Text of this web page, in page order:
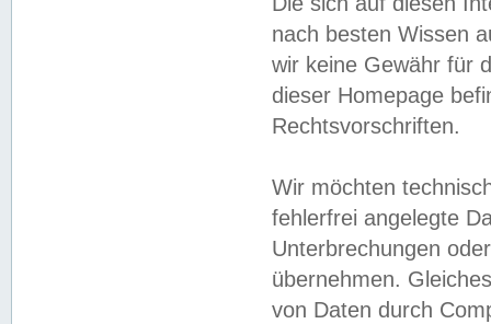
nach besten Wissen
wir keine Gewähr für
dieser Homepage
Rechtsvorschriften.
Wir möchten
fehlerfrei angelegte
Unterbrechungen
übernehmen.
von Daten durch